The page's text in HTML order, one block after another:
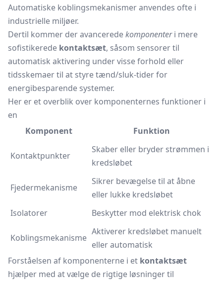
Automatiske koblingsmekanismer anvendes ofte i
industrielle miljøer.
Dertil kommer der avanceredekomponenteri mere
sofistikerede kontaktsæt, såsom sensorer til
automatisk aktivering under visse forhold eller
tidsskemaer til at styre tænd/sluk-tider for
energibesparende systemer.
Her er et overblik over komponenternes funktioner i
en
Komponent
Funktion
Kontaktpunkter
Skaber eller bryder strømmen i
kredsløbet
Fjedermekanisme
Sikrer bevægelse til at åbne
eller lukke kredsløbet
Isolatorer
Beskytter mod elektrisk chok
Koblingsmekanisme
Aktiverer kredsløbet manuelt
eller automatisk
Forståelsen af komponenterne i et kontaktsæt
hjælper med at vælge de rigtige løsninger til